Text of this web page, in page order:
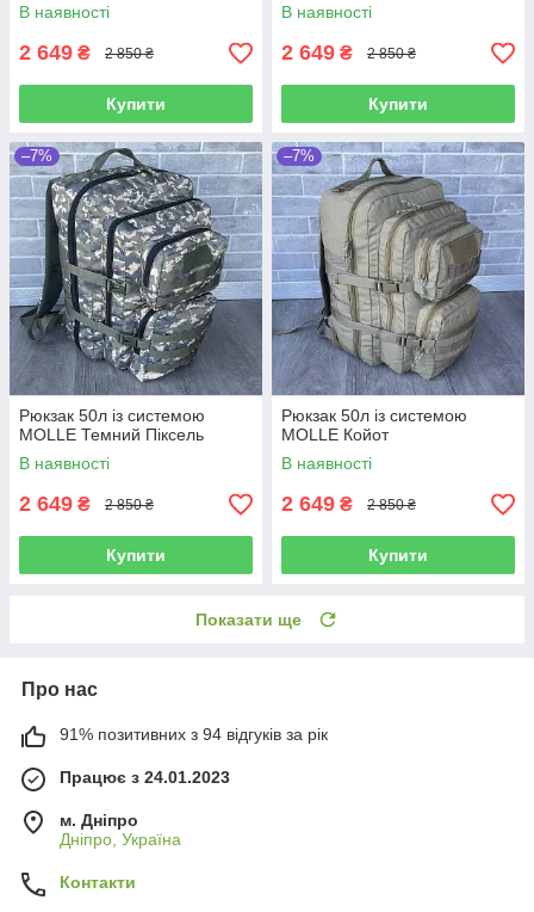
В наявності
2 649 ₴ 2 850 ₴
Купити
В наявності
2 649 ₴ 2 850 ₴
Купити
–7%
Рюкзак 50л із системою
MOLLE Темний Піксель
В наявності
2 649 ₴ 2 850 ₴
Купити
–7%
Рюкзак 50л із системою
MOLLE Койот
В наявності
2 649 ₴ 2 850 ₴
Купити
Показати ще
Про нас
91% позитивних з 94 відгуків за рік
Працює з 24.01.2023
м. Дніпро
Дніпро, Україна
Контакти